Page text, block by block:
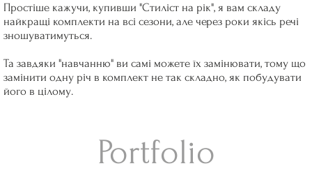
Простіше кажучи, купивши "Стиліст на рік", я вам складу
найкращі комплекти на всі сезони, але через роки якісь речі
зношуватимуться.
Та завдяки "навчанню" ви самі можете їх замінювати, тому що
замінити одну річ в комплект не так складно, як побудувати
його в цілому.
Portfolio